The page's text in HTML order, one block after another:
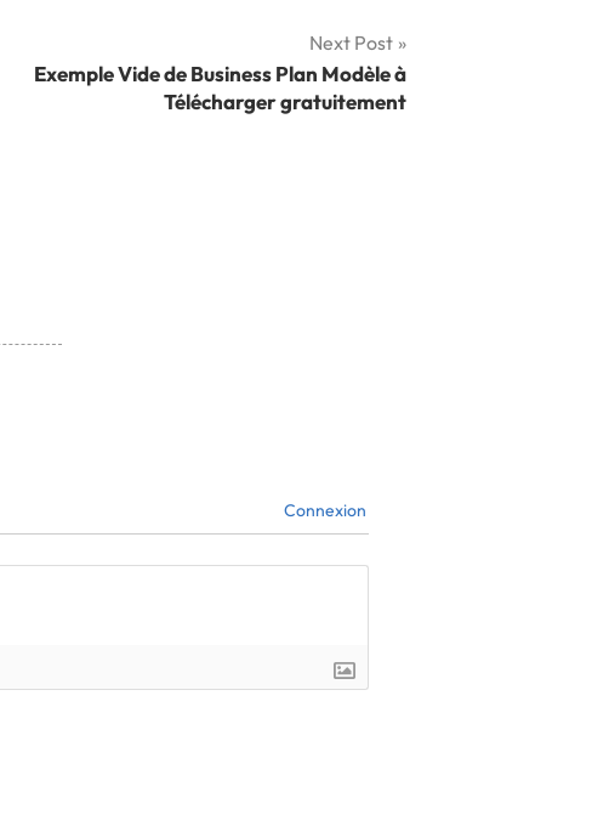
Next Post
Exemple Vide de Business Plan Modèle à
Télécharger gratuitement
Connexion